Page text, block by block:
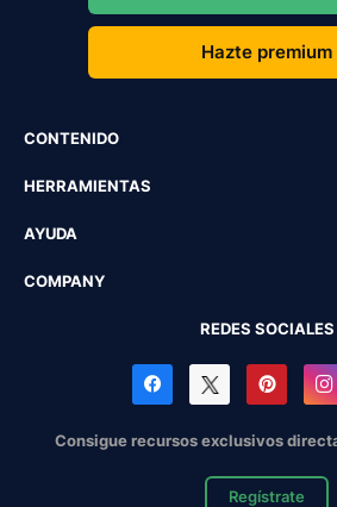
Hazte premium
CONTENIDO
HERRAMIENTAS
AYUDA
COMPANY
REDES SOCIALES
Consigue recursos exclusivos
Regístrate